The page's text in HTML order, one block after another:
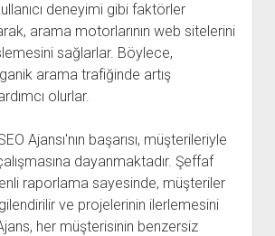
deneyimi gibi faktörler
arama motorlarının web sitelerini
sağlarlar. Böylece,
arama trafiğinde artış
olurlar.
Ajansı'nın başarısı, müşterileriyle
dayanmaktadır. Şeffaf
raporlama sayesinde, müşteriler
ve projelerinin ilerlemesini
her müşterisinin benzersiz